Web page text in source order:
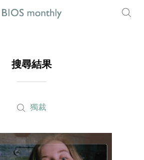
搜尋結果
獨裁